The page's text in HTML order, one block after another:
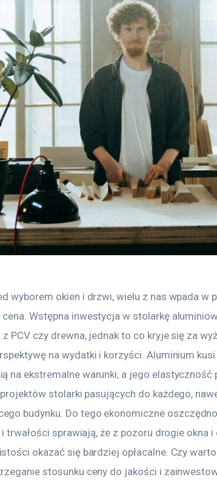
wyborem okien i drzwi, wielu z nas wpada w
cena. Wstępna inwestycja w stolarkę
PCV czy drewna, jednak to co kryje się za
na wydatki i korzyści. Aluminium
na ekstremalne warunki, a jego elastyczność
stolarki pasujących do każdego,
budynku. Do tego ekonomiczne
trwałości sprawiają, że z pozoru drogie okna
okazać się bardziej opłacalne. Czy
stosunku ceny do jakości i